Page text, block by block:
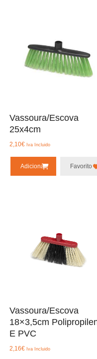
Vassoura/Escova
25x4cm
2,10€ Iva Incluido
Adicionar Favorito
Vassoura/Escova
18×3,5cm
E PVC
2,16€ Iva Incluido